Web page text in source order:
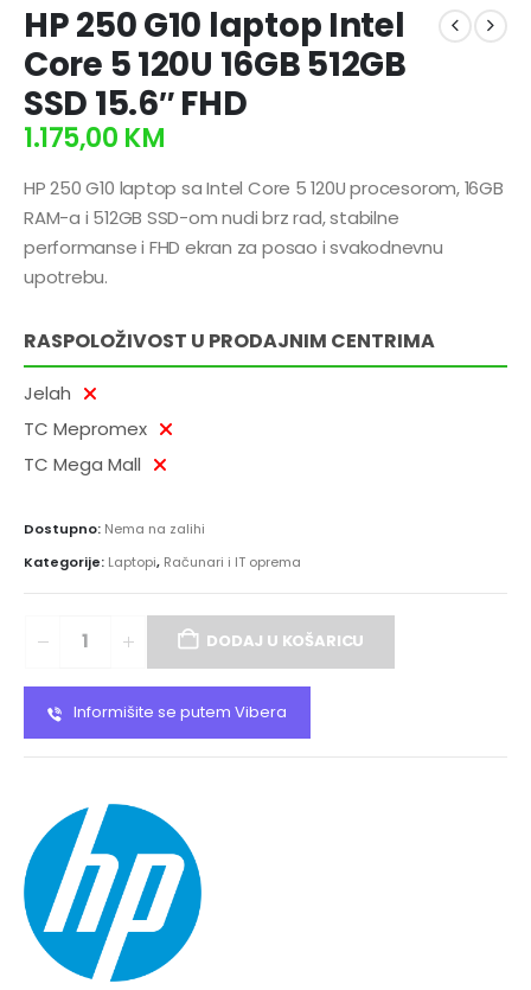
HP 250 G10 laptop Intel
Core 5 120U 16GB 512GB
SSD 15.6″ FHD
1.175,00 KM
HP 250 G10 laptop sa Intel Core 5 120U procesorom, 16GB
RAM-a i 512GB SSD-om nudi brz rad, stabilne
performanse i FHD ekran za posao i svakodnevnu
upotrebu.
RASPOLOŽIVOST U PRODAJNIM CENTRIMA
Jelah
TC Mepromex
TC Mega Mall
Dostupno: Nema na zalihi
Kategorije: Laptopi, Računari i IT oprema
DODAJ U KOŠARICU
Informišite se putem Vibera